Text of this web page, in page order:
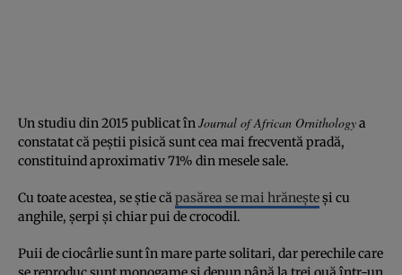
Un studiu din 2015 publicat înJournal of African Ornithologya
constatat că peștii pisică sunt cea mai frecventă pradă,
constituind aproximativ 71% din mesele sale.
Cu toate acestea, se știe căpasărea se mai hrăneșteși cu
anghile, șerpi și chiar pui de crocodil.
Puii de ciocârlie sunt în mare parte solitari, dar perechile care